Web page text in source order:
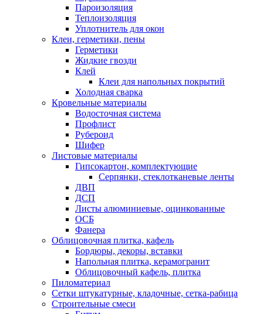
Пароизоляция
Теплоизоляция
Уплотнитель для окон
Клеи, герметики, пены
Герметики
Жидкие гвозди
Клей
Клеи для напольных покрытий
Холодная сварка
Кровельные материалы
Водосточная система
Профлист
Рубероид
Шифер
Листовые материалы
Гипсокартон, комплектующие
Серпянки, стеклотканевые ленты
ДВП
ДСП
Листы алюминиевые, оцинкованные
ОСБ
Фанера
Облицовочная плитка, кафель
Бордюры, декоры, вставки
Напольная плитка, керамогранит
Облицовочный кафель, плитка
Пиломатериал
Сетки штукатурные, кладочные, сетка-рабица
Строительные смеси